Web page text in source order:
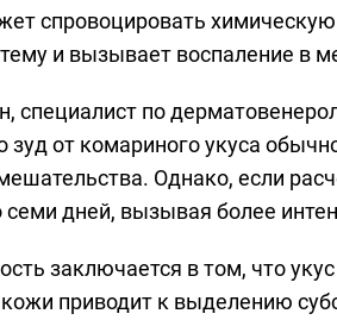
спровоцировать
и вызывает воспаление в
специалист по
зуд от комариного укуса
Однако, если
семи дней, вызывая более
заключается в том, что
приводит к выделению